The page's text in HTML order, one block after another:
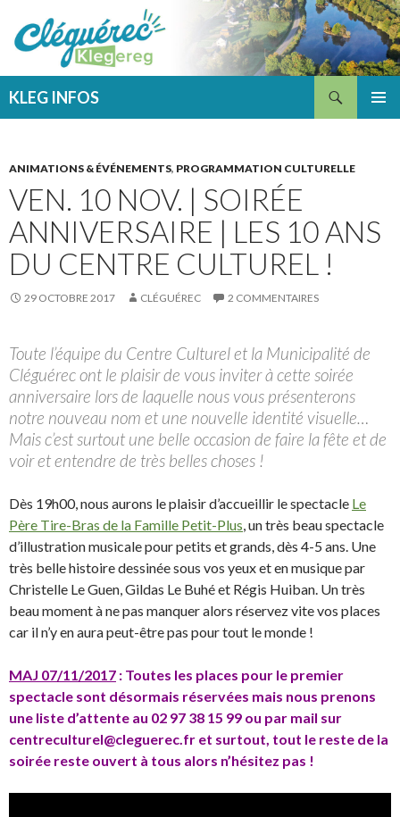
KLEG INFOS
ANIMATIONS & ÉVÉNEMENTS, PROGRAMMATION CULTURELLE
VEN. 10 NOV. | SOIRÉE
ANNIVERSAIRE | LES 10 ANS
DU CENTRE CULTUREL !
29 OCTOBRE 2017 CLÉGUÉREC 2 COMMENTAIRES
Toute l’équipe du Centre Culturel et la Municipalité de
Cléguérec ont le plaisir de vous inviter à cette soirée
anniversaire lors de laquelle nous vous présenterons
notre nouveau nom et une nouvelle identité visuelle…
Mais c’est surtout une belle occasion de faire la fête et de
voir et entendre de très belles choses !
Dès 19h00, nous aurons le plaisir d’accueillir le spectacle Le
Père Tire-Bras de la Famille Petit-Plus, un très beau spectacle
d’illustration musicale pour petits et grands, dès 4-5 ans. Une
très belle histoire dessinée sous vos yeux et en musique par
Christelle Le Guen, Gildas Le Buhé et Régis Huiban. Un très
beau moment à ne pas manquer alors réservez vite vos places
car il n’y en aura peut-être pas pour tout le monde !
MAJ 07/11/2017 : Toutes les places pour le premier
spectacle sont désormais réservées mais nous prenons
une liste d’attente au 02 97 38 15 99 ou par mail sur
centreculturel@cleguerec.fr et surtout, tout le reste de la
soirée reste ouvert à tous alors n’hésitez pas !